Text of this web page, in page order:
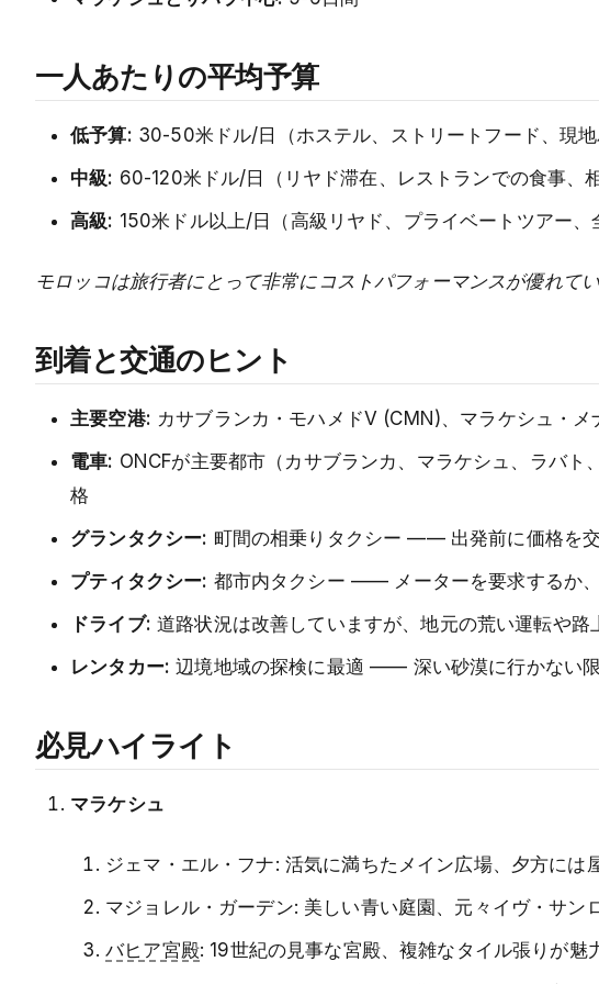
一人あたりの平均予算
低予算: 30-50米ドル/日（ホステル、ストリートフード、現地
中級: 60-120米ドル/日（リヤド滞在、レストランでの食事、
高級: 150米ドル以上/日（高級リヤド、プライベートツアー、
モロッコは旅行者にとって非常にコストパフォーマンスが優れ
到着と交通のヒント
主要空港: カサブランカ・モハメドV (CMN)、マラケシュ・メ
電車: ONCFが主要都市（カサブランカ、マラケシュ、ラバ
格
グランタクシー: 町間の相乗りタクシー —— 出発前に価格を
プティタクシー: 都市内タクシー —— メーターを要求するか
ドライブ: 道路状況は改善していますが、地元の荒い運転や
レンタカー: 辺境地域の探検に最適 —— 深い砂漠に行かない
必見ハイライト
マラケシュ
ジェマ・エル・フナ: 活気に満ちたメイン広場、夕方には
マジョレル・ガーデン: 美しい青い庭園、元々イヴ・サン
バヒア宮殿: 19世紀の見事な宮殿、複雑なタイル張りが魅